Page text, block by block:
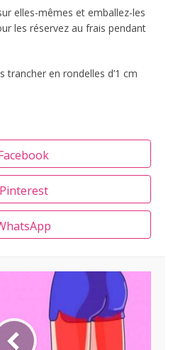
elles-mêmes et emballez-les
les réservez au frais pendant
trancher en rondelles d’1 cm
Pinterest